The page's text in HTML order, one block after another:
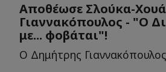
Αποθέωσε Σλούκα-
Γιαννακόπουλος - "Ο
με... φοβάται"!